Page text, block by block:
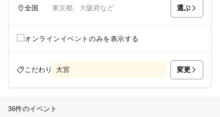
全国 東京都、大阪府など 選ぶ
オンラインイベントのみを表示する
こだわり 大宮 変更
36件のイベント